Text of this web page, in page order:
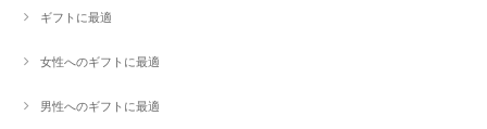
ギフトに最適
女性へのギフトに最適
男性へのギフトに最適